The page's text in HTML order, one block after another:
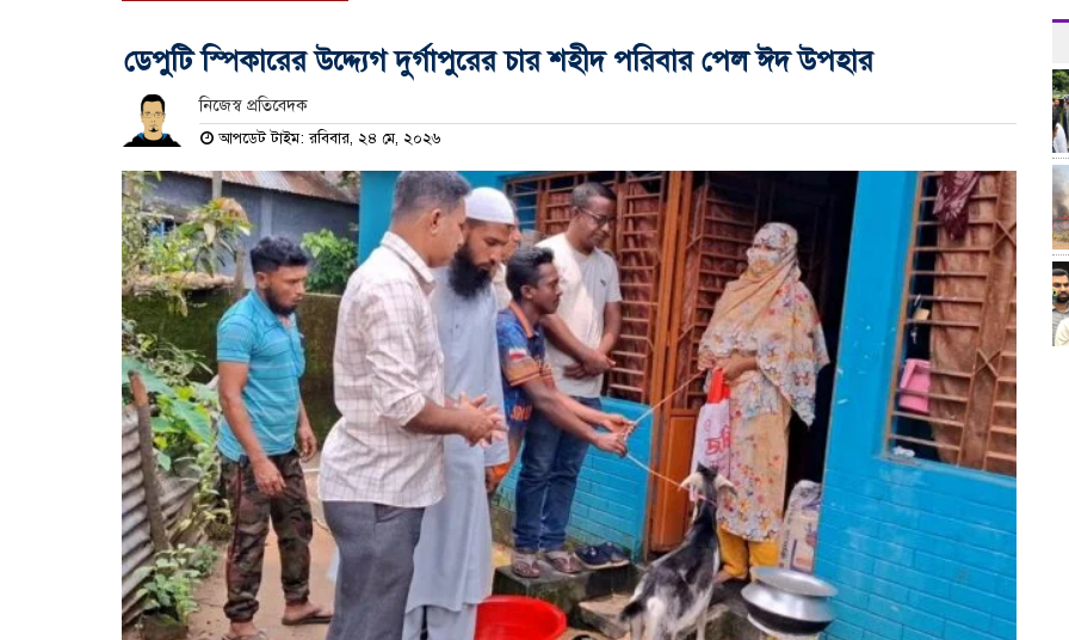
ডেপুটি স্পিকারের উদ্দ্যেগ দুর্গাপুরের চার শহীদ পরিবার পেল ঈদ উপহার
নিজেস্ব প্রতিবেদক
আপডেট টাইম: রবিবার, ২৪ মে, ২০২৬